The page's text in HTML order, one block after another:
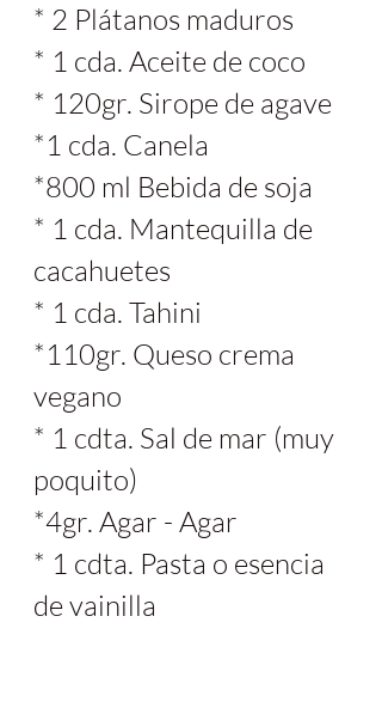
‌* 2 Plátanos maduros
* 1 cda. Aceite de coco
* 120gr. Sirope de agave
*1 cda. Canela
*800 ml Bebida de soja
* 1 cda. Mantequilla de
cacahuetes
* 1 cda. Tahini
*110gr. Queso crema
vegano
* 1 cdta. Sal de mar (muy
poquito)
*4gr. Agar - Agar
* 1 cdta. Pasta o esencia
de vainilla